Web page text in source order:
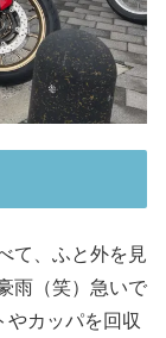
て、ふと外を見
雨（笑）急いで
やカッパを回収